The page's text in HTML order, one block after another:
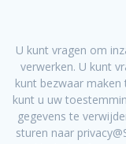
U kunt vragen om
verwerken. U kunt
kunt bezwaar maken
kunt u uw
gegevens te
sturen naar